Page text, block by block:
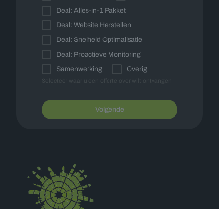
Deal: Alles-in-1 Pakket
Deal: Website Herstellen
Deal: Snelheid Optimalisatie
Deal: Proactieve Monitoring
Samenwerking
Overig
Volgende